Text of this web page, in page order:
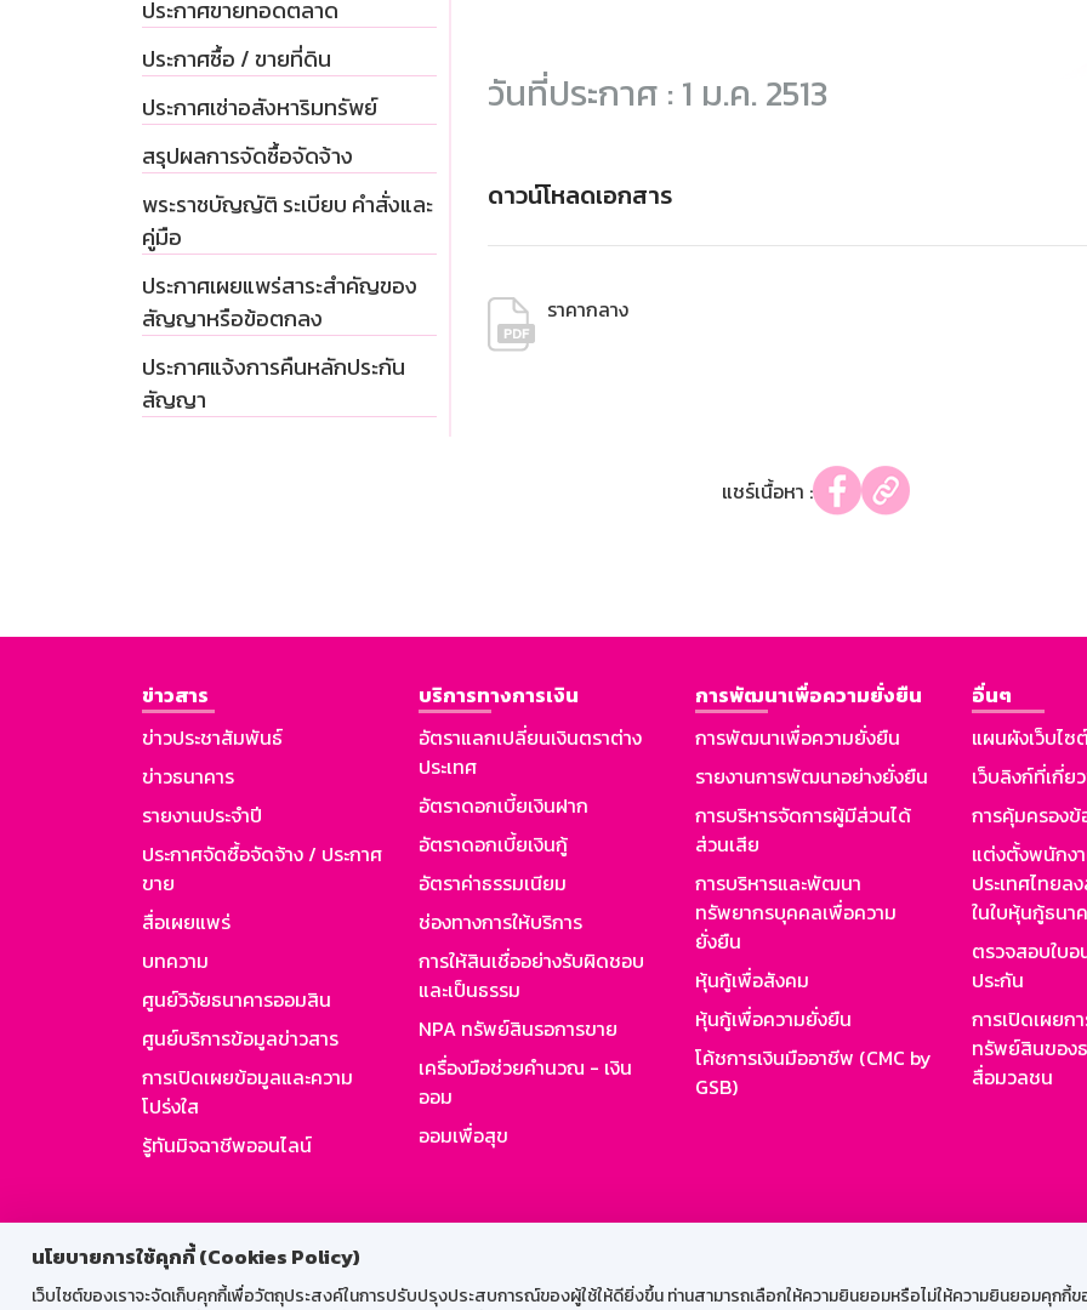
นโยบายการใช้คุกกี้ (Cookies Policy)
เว็บไซต์ของเราจะจัดเก็บคุกกี้เพื่อวัตถุประสงค์ในการปรับปรุงประสบการณ์ของผู้ใช้ให้ดียิ่งขึ้น ท่านสามารถเลือกให้ความยินยอมหรือไม่ให้ความยินยอมคุกกี้ข
ประกาศขายทอดตลาด
ประกาศซื้อ / ขายที่ดิน
ประกาศเช่าอสังหาริมทรัพย์
สรุปผลการจัดซื้อจัดจ้าง
พระราชบัญญัติ ระเบียบ คำสั่งและ
คู่มือ
ประกาศเผยแพร่สาระสำคัญของ
สัญญาหรือข้อตกลง
ประกาศแจ้งการคืนหลักประกัน
สัญญา
วันที่ประกาศ : 1 ม.ค. 2513
ดาวน์โหลดเอกสาร
ราคากลาง
แชร์เนื้อหา :
ข่าวสาร
ข่าวประชาสัมพันธ์
ข่าวธนาคาร
รายงานประจำปี
ประกาศจัดซื้อจัดจ้าง / ประกาศ
ขาย
สื่อเผยแพร่
บทความ
ศูนย์วิจัยธนาคารออมสิน
ศูนย์บริการข้อมูลข่าวสาร
การเปิดเผยข้อมูลและความ
โปร่งใส
รู้ทันมิจฉาชีพออนไลน์
บริการทางการเงิน
อัตราแลกเปลี่ยนเงินตราต่าง
ประเทศ
อัตราดอกเบี้ยเงินฝาก
อัตราดอกเบี้ยเงินกู้
อัตราค่าธรรมเนียม
ช่องทางการให้บริการ
การให้สินเชื่ออย่างรับผิดชอบ
และเป็นธรรม
NPA ทรัพย์สินรอการขาย
เครื่องมือช่วยคำนวณ - เงิน
ออม
ออมเพื่อสุข
การพัฒนาเพื่อความยั่งยืน
การพัฒนาเพื่อความยั่งยืน
รายงานการพัฒนาอย่างยั่งยืน
การบริหารจัดการผู้มีส่วนได้
ส่วนเสีย
การบริหารและพัฒนา
ทรัพยากรบุคคลเพื่อความ
ยั่งยืน
หุ้นกู้เพื่อสังคม
หุ้นกู้เพื่อความยั่งยืน
โค้ชการเงินมืออาชีพ (CMC by
GSB)
อื่นๆ
แผนผังเว็บไซ
เว็บลิงก์ที่เกี่ย
การคุ้มครอง
แต่งตั้งพนักง
ประเทศไทยล
ในใบหุ้นกู้ธนา
ตรวจสอบใบ
ประกัน
การเปิดเผยก
ทรัพย์สินของ
สื่อมวลชน